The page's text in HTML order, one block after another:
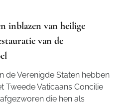
inblazen van heilige
van de
de Verenigde Staten hebben
Tweede Vaticaans Concilie
die hen als